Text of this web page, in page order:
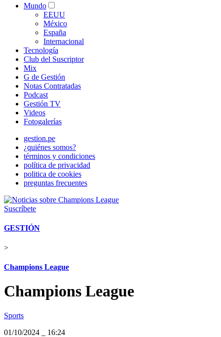
Mundo
EEUU
México
España
Internacional
Tecnología
Club del Suscriptor
Mix
G de Gestión
Notas Contratadas
Podcast
Gestión TV
Videos
Fotogalerías
gestion.pe
¿quiénes somos?
términos y condiciones
política de privacidad
politica de cookies
preguntas frecuentes
Suscríbete
GESTIÓN
>
Champions League
Champions League
Sports
01/10/2024
16:24